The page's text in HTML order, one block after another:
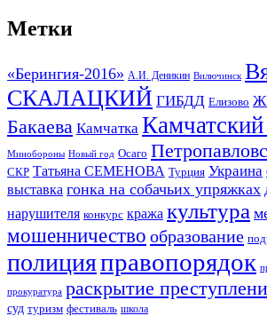
Метки
«Берингия-2016» А.И. Деникин Вилючинск
СКАЛАЦКИЙ ГИБДД Елизово
Бакаева Камчатка
Минобороны Новый год Осаго
СКР Татьяна СЕМЕНОВА Турция Украина
выставка гонка на собачьих упряжках
нарушителя конкурс кража культура
мошенничество образование
полицияправопорядок
прокуратура раскрытие
суд туризм фестиваль школа